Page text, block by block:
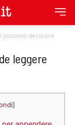
possono decorare
leggere
]